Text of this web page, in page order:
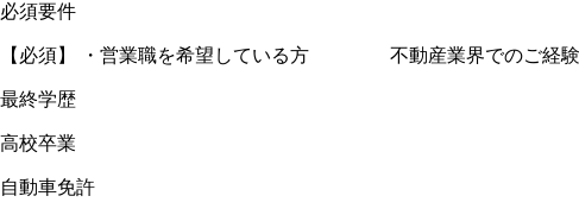
必須要件
【必須】 ・営業職を希望している方 不動産業界でのご経験が
最終学歴
高校卒業
自動車免許